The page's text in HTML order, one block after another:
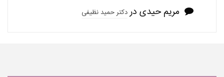
مریم حیدی دردکتر حمید نظیفی